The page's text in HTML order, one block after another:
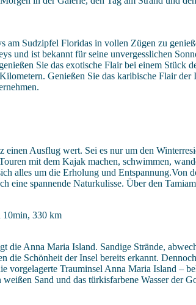
am Sudzipfel Floridas in vollen Zügen zu
und ist bekannt für seine unvergesslichen
Sie das exotische Flair bei einem
Genießen Sie das karibische Flair
Ausflug wert. Sei es nur um den
mit dem Kajak machen, schwimmen,
alles um die Erholung und
eine spannende Naturkulisse. Über den
10min, 330 km
Anna Maria Island. Sandige Strände,
die Schönheit der Insel bereits erkannt.
vorgelagerte Trauminsel Anna Maria Island –
Sand und das türkisfarbene Wasser der